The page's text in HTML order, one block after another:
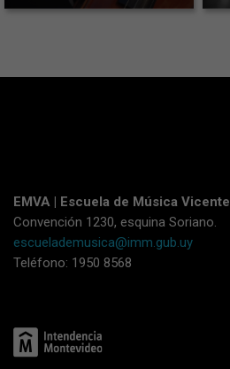
EMVA | Escuela de Música
Convención 1230, esquina Soriano.
escuelademusica@imm.gub.uy
Teléfono: 1950 8568